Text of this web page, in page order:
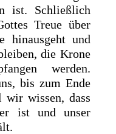
ist. Schließlich
Treue über
hinausgeht und
die Krone
werden.
bis zum Ende
wir wissen, dass
ist und unser